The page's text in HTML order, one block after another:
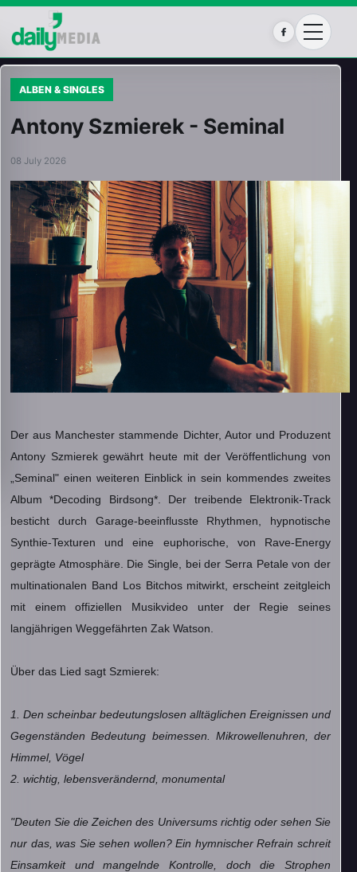
Facebook
ALBEN & SINGLES
Antony Szmierek - Seminal
08 July 2026
Der aus Manchester stammende Dichter, Autor und Produzent
Antony Szmierek gewährt heute mit der Veröffentlichung von
„Seminal" einen weiteren Einblick in sein kommendes zweites
Album *Decoding Birdsong*. Der treibende Elektronik-Track
besticht durch Garage-beeinflusste Rhythmen, hypnotische
Synthie-Texturen und eine euphorische, von Rave-Energy
geprägte Atmosphäre. Die Single, bei der Serra Petale von der
multinationalen Band Los Bitchos mitwirkt, erscheint zeitgleich
mit einem offiziellen Musikvideo unter der Regie seines
langjährigen Weggefährten Zak Watson.
Über das Lied sagt Szmierek:
1.⁠ ⁠Den scheinbar bedeutungslosen alltäglichen Ereignissen und
Gegenständen Bedeutung beimessen. Mikrowellenuhren, der
Himmel, Vögel
2.⁠ ⁠wichtig, lebensverändernd, monumental
"Deuten Sie die Zeichen des Universums richtig oder sehen Sie
nur das, was Sie sehen wollen? Ein hymnischer Refrain schreit
Einsamkeit und mangelnde Kontrolle, doch die Strophen